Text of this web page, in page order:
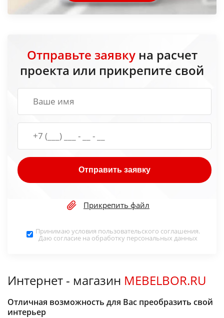
Отправьте заявкуна расчет
проекта или прикрепите свой
Отправить заявку
Прикрепить файл
Принимаю условия пользовательского соглашения.
Даю согласие на обработку персональных данных
Интернет - магазин MEBELBOR.RU
Отличная возможность для Вас преобразить свой
интерьер